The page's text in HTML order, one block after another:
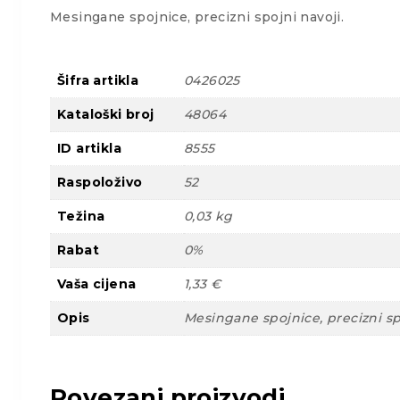
Mesingane spojnice, precizni spojni navoji.
Šifra artikla 0426025
Kataloški broj 48064
ID artikla 8555
Raspoloživo 52
Težina 0,03 kg
Rabat 0%
Vaša cijena 1,33 €
Opis Mesingane spojnice, precizni